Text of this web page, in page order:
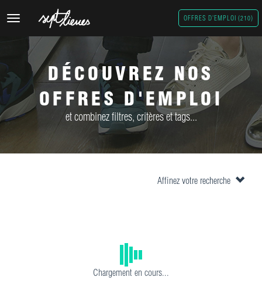
DÉCOUVREZ NOS
OFFRES D'EMPLOI
et combinez filtres, critères et tags...
Toggle
OFFRES D'EMPLOI (210)
Chargement en cours...